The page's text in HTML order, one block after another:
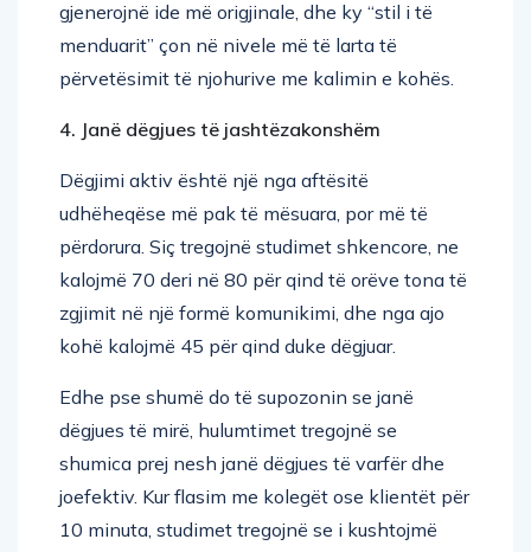
menduarit” çon në nivele më të larta të
përvetësimit të njohurive me kalimin e kohës.
udhëheqëse më pak të mësuara, por më të
përdorura. Siç tregojnë studimet shkencore, ne
kalojmë 70 deri në 80 për qind të orëve tona të
zgjimit në një formë komunikimi, dhe nga ajo
kohë kalojmë 45 për qind duke dëgjuar.
dëgjues të mirë, hulumtimet tregojnë se
shumica prej nesh janë dëgjues të varfër dhe
joefektiv. Kur flasim me kolegët ose klientët për
10 minuta, studimet tregojnë se i kushtojmë
vëmendje më pak se gjysmës së bisedës.